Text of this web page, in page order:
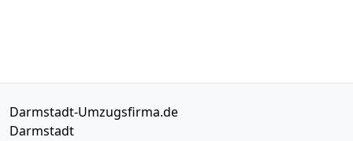
Darmstadt-Umzugsfirma.de
Darmstadt